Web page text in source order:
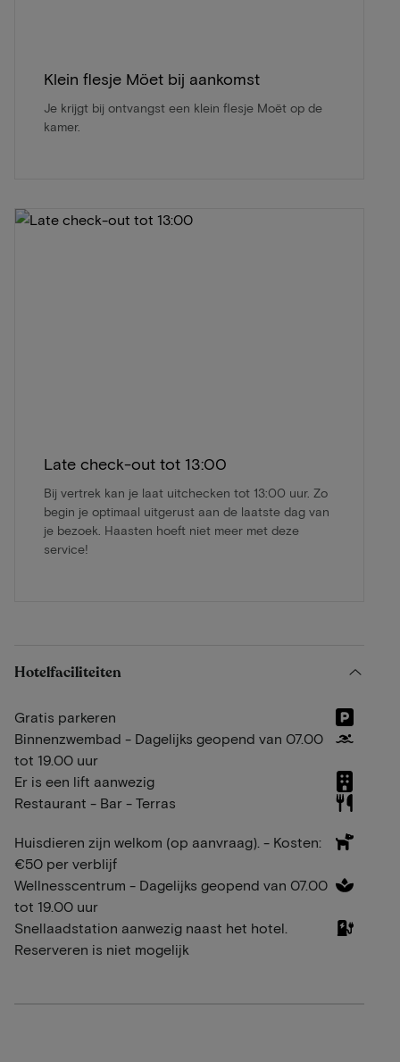
Klein flesje Möet bij aankomst
Je krijgt bij ontvangst een klein flesje Moët op de
kamer.
Late check-out tot 13:00
Bij vertrek kan je laat uitchecken tot 13:00 uur. Zo
begin je optimaal uitgerust aan de laatste dag van
je bezoek. Haasten hoeft niet meer met deze
service!
Hotelfaciliteiten
Gratis parkeren
Binnenzwembad - Dagelijks geopend van 07.00
tot 19.00 uur
Er is een lift aanwezig
Restaurant - Bar - Terras
Huisdieren zijn welkom (op aanvraag). - Kosten:
€50 per verblijf
Wellnesscentrum - Dagelijks geopend van 07.00
tot 19.00 uur
Snellaadstation aanwezig naast het hotel.
Reserveren is niet mogelijk